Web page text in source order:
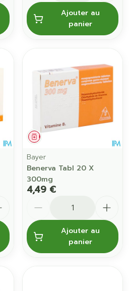
Ajouter au
panier
Médicament
Bayer
Benerva Tabl 20 X
300mg
4,49 €
Ajouter au
panier